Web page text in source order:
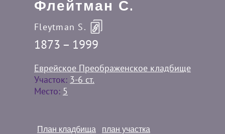
Флейтман С.
Fleytman S.
1873 – 1999
Еврейское Преображенское кладбище
Участок: 3-6 ст.
Место: 5
План кладбища план участка